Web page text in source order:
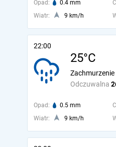
Opad: 0.4 mm
Wiatr:
9 km/h
22:00
25°C
Odczuwalna
Zachmurzenie
Opad: 0.5 mm
Wiatr:
9 km/h